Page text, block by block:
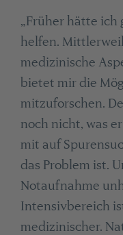
„Früher hätte ich
helfen.
medizinische
bietet mir die
mitzuforschen.
noch nicht, was
mit auf
das Problem ist.
Notaufnahme
Intensivbereich
medizinischer.